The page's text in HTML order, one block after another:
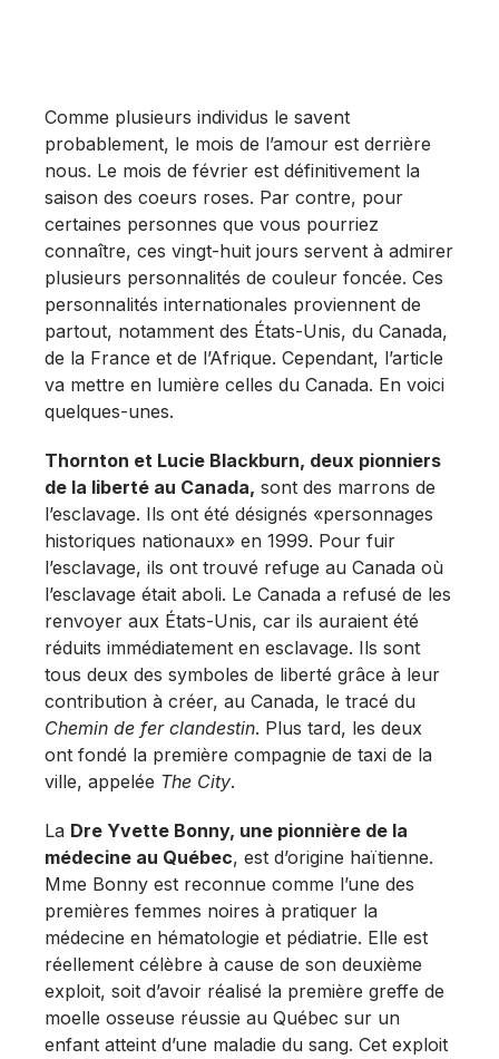
Comme plusieurs individus le savent
probablement, le mois de l’amour est derrière
nous. Le mois de février est définitivement la
saison des coeurs roses. Par contre, pour
certaines personnes que vous pourriez
connaître, ces vingt-huit jours servent à admirer
plusieurs personnalités de couleur foncée. Ces
personnalités internationales proviennent de
partout, notamment des États-Unis, du Canada,
de la France et de l’Afrique. Cependant, l’article
va mettre en lumière celles du Canada. En voici
quelques-unes.
Thornton et Lucie Blackburn, deux pionniers
de la liberté au Canada, sont des marrons de
l’esclavage. Ils ont été désignés «personnages
historiques nationaux» en 1999. Pour fuir
l’esclavage, ils ont trouvé refuge au Canada où
l’esclavage était aboli. Le Canada a refusé de les
renvoyer aux États-Unis, car ils auraient été
réduits immédiatement en esclavage. Ils sont
tous deux des symboles de liberté grâce à leur
contribution à créer, au Canada, le tracé du
Chemin de fer clandestin. Plus tard, les deux
ont fondé la première compagnie de taxi de la
ville, appelée The City.
La Dre Yvette Bonny, une pionnière de la
médecine au Québec, est d’origine haïtienne.
Mme Bonny est reconnue comme l’une des
premières femmes noires à pratiquer la
médecine en hématologie et pédiatrie. Elle est
réellement célèbre à cause de son deuxième
exploit, soit d’avoir réalisé la première greffe de
moelle osseuse réussie au Québec sur un
enfant atteint d’une maladie du sang. Cet exploit